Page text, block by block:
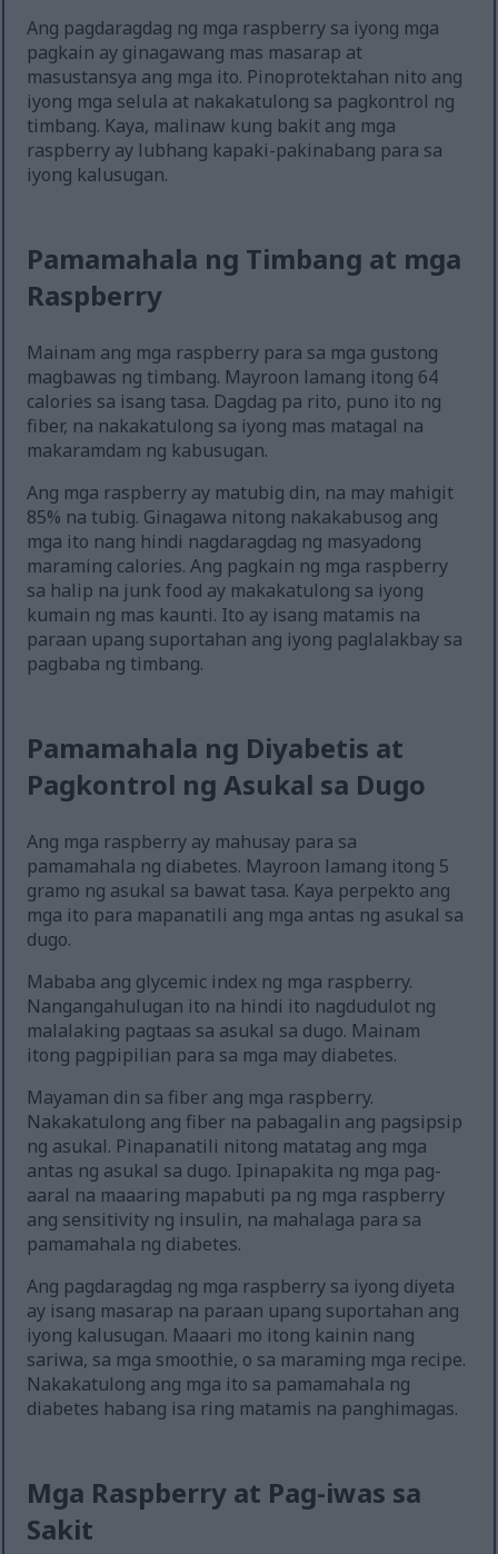
Ang pagdaragdag ng mga raspberry sa iyong mga
pagkain ay ginagawang mas masarap at
masustansya ang mga ito. Pinoprotektahan nito ang
iyong mga selula at nakakatulong sa pagkontrol ng
timbang. Kaya, malinaw kung bakit ang mga
raspberry ay lubhang kapaki-pakinabang para sa
iyong kalusugan.
Pamamahala ng Timbang at mga
Raspberry
Mainam ang mga raspberry para sa mga gustong
magbawas ng timbang. Mayroon lamang itong 64
calories sa isang tasa. Dagdag pa rito, puno ito ng
fiber, na nakakatulong sa iyong mas matagal na
makaramdam ng kabusugan.
Ang mga raspberry ay matubig din, na may mahigit
85% na tubig. Ginagawa nitong nakakabusog ang
mga ito nang hindi nagdaragdag ng masyadong
maraming calories. Ang pagkain ng mga raspberry
sa halip na junk food ay makakatulong sa iyong
kumain ng mas kaunti. Ito ay isang matamis na
paraan upang suportahan ang iyong paglalakbay sa
pagbaba ng timbang.
Pamamahala ng Diyabetis at
Pagkontrol ng Asukal sa Dugo
Ang mga raspberry ay mahusay para sa
pamamahala ng diabetes. Mayroon lamang itong 5
gramo ng asukal sa bawat tasa. Kaya perpekto ang
mga ito para mapanatili ang mga antas ng asukal sa
dugo.
Mababa ang glycemic index ng mga raspberry.
Nangangahulugan ito na hindi ito nagdudulot ng
malalaking pagtaas sa asukal sa dugo. Mainam
itong pagpipilian para sa mga may diabetes.
Mayaman din sa fiber ang mga raspberry.
Nakakatulong ang fiber na pabagalin ang pagsipsip
ng asukal. Pinapanatili nitong matatag ang mga
antas ng asukal sa dugo. Ipinapakita ng mga pag-
aaral na maaaring mapabuti pa ng mga raspberry
ang sensitivity ng insulin, na mahalaga para sa
pamamahala ng diabetes.
Ang pagdaragdag ng mga raspberry sa iyong diyeta
ay isang masarap na paraan upang suportahan ang
iyong kalusugan. Maaari mo itong kainin nang
sariwa, sa mga smoothie, o sa maraming mga recipe.
Nakakatulong ang mga ito sa pamamahala ng
diabetes habang isa ring matamis na panghimagas.
Mga Raspberry at Pag-iwas sa
Sakit